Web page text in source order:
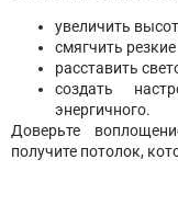
увеличить
смягчить
расставить
создать
энергичного.
Доверьте
получите потолок,